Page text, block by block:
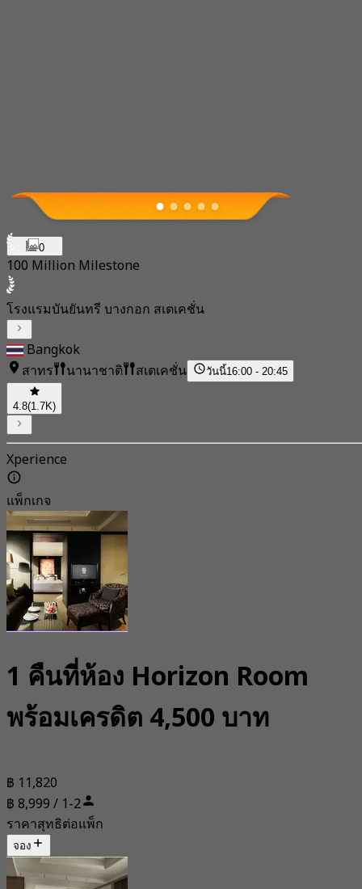
0
100 Million Milestone
โรงแรมบันยันทรี บางกอก สเตเคชั่น
Bangkok
สาทร
นานาชาติ สเตเคชั่น วันนี้16:00 - 20:45
4.8(1.7K)
Xperience
แพ็กเกจ
1 คืนที่ห้อง Horizon Room
พร้อมเครดิต 4,500 บาท
฿ 11,820
฿ 8,999 / 1-2
ราคาสุทธิต่อแพ็ก
จอง